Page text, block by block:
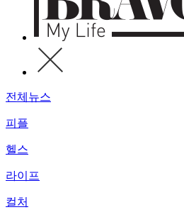
전체뉴스
피플
헬스
라이프
컬처